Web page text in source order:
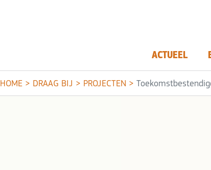
ACTUEEL
HOME > DRAAG BIJ > PROJECTEN >